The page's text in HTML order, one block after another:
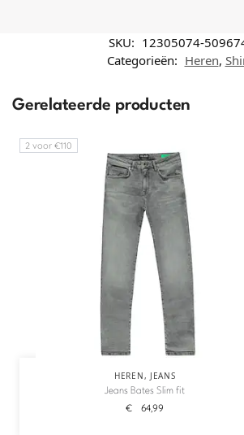
SKU: 12305074-
Categorieën: Heren,
Gerelateerde producten
2 voor €110
HEREN, JEANS
Jeans Bates Slim fit
€ 64,99